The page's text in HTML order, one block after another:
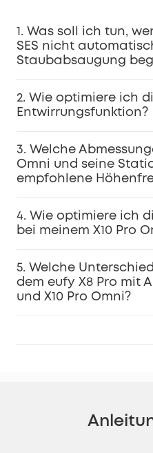
1. Was soll ich tun,
SES nicht
Staubabsaugung
2. Wie optimiere ich
Entwirrungsfunktion?
3. Welche
Omni und seine
empfohlene
4. Wie optimiere ich
bei meinem X10 Pro
5. Welche
dem eufy X8 Pro mit
und X10 Pro Omni?